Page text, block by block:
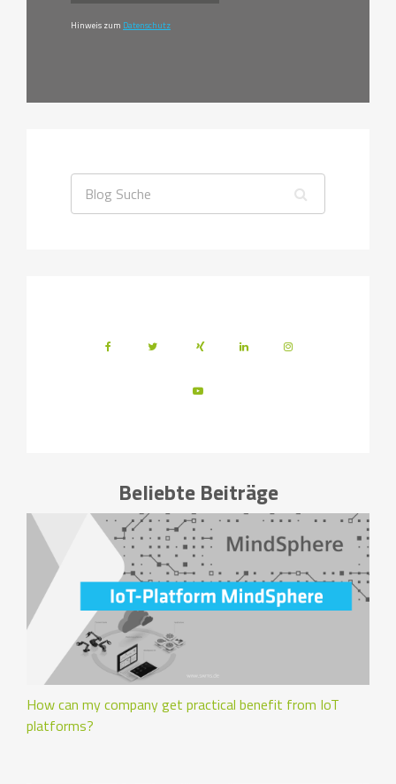
Hinweis zum Datenschutz
Beliebte Beiträge
How can my company get practical benefit from IoT
platforms?